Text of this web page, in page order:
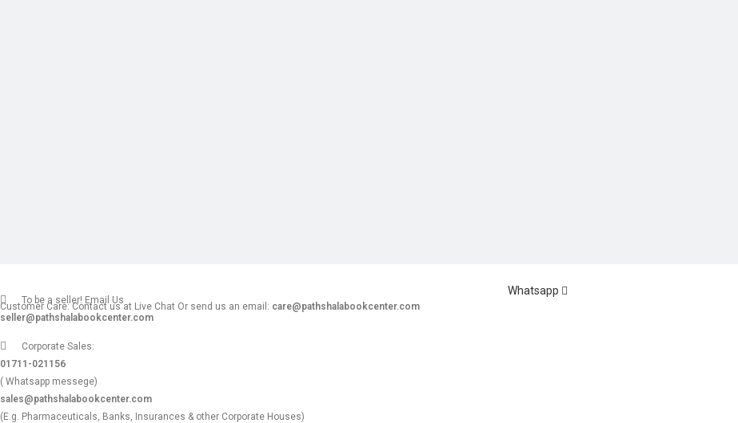
Whatsapp
Customer Care: Contact us at Live Chat Or send us an email: care@pathshalabookcenter.com
To be a seller! Email Us
seller@pathshalabookcenter.com
Corporate Sales:
01711-021156
( Whatsapp messege)
sales@pathshalabookcenter.com
(E.g. Pharmaceuticals, Banks, Insurances & other Corporate Houses)